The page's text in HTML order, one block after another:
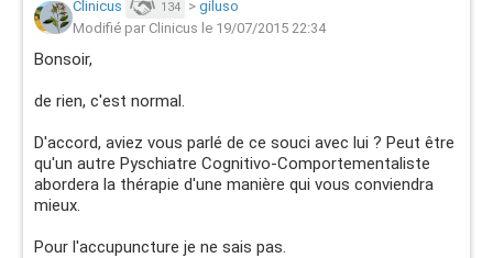
Clinicus 134 > giluso
Modifié par Clinicus le 19/07/2015 22:34
Bonsoir,
de rien, c'est normal.
D'accord, aviez vous parlé de ce souci avec lui ? Peut être
qu'un autre Pyschiatre Cognitivo-Comportementaliste
abordera la thérapie d'une manière qui vous conviendra
mieux.
Pour l'accupuncture je ne sais pas.